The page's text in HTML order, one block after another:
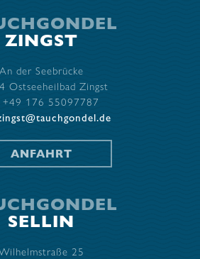
ZINGST
An der Seebrücke
Ostseeheilbad Zingst
+49 176 55097787
ANFAHRT
SELLIN
25